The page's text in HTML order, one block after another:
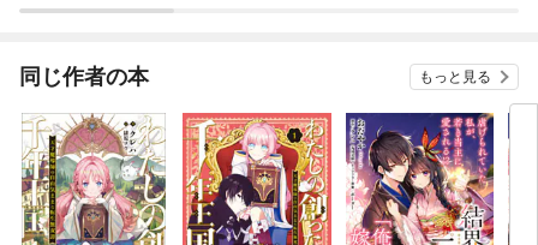
同じ作者の本 もっと見る